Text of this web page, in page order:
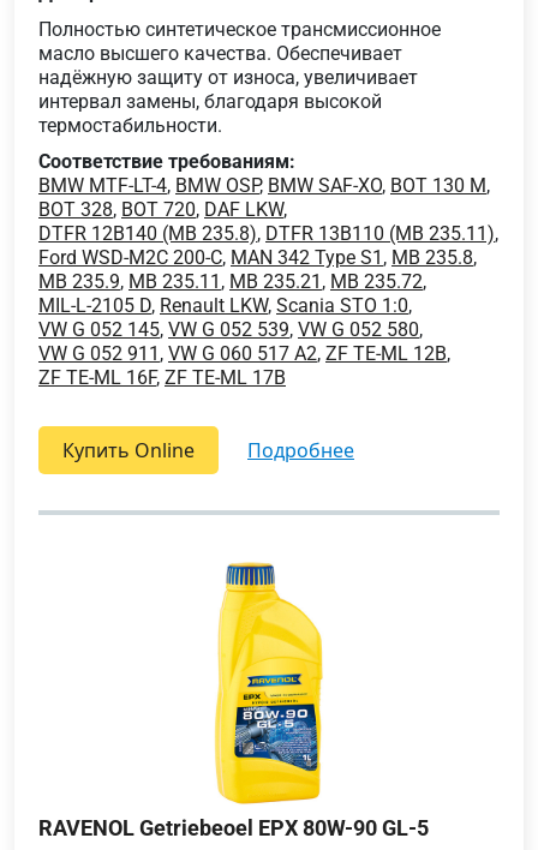
Полностью синтетическое трансмиссионное
масло высшего качества. Обеспечивает
надёжную защиту от износа, увеличивает
интервал замены, благодаря высокой
термостабильности.
Соответствие требованиям:
BMW MTF-LT-4, BMW OSP, BMW SAF-XO, BOT 130 M,
BOT 328, BOT 720, DAF LKW,
DTFR 12B140 (MB 235.8), DTFR 13B110 (MB 235.11),
Ford WSD-M2C 200-C, MAN 342 Type S1 , MB 235.8,
MB 235.9, MB 235.11 , MB 235.21 , MB 235.72,
MIL-L-2105 D, Renault LKW, Scania STO 1:0,
VW G 052 145, VW G 052 539, VW G 052 580,
VW G 052 911 , VW G 060 517 A2, ZF TE-ML 12B,
ZF TE-ML 16F, ZF TE-ML 17B
Купить Online подробнее
RAVENOL Getriebeoel EPX 80W-90 GL-5